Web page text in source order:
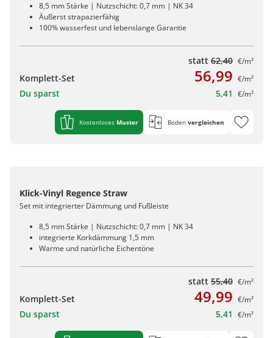
8,5 mm Stärke | Nutzschicht: 0,7 mm | NK 34
Äußerst strapazierfähig
100% wasserfest und lebenslange Garantie
statt 62,40 €/m²
Komplett-Set 56,99 €/m²
Du sparst 5,41 €/m²
Kostenloses Muster Boden vergleichen
Klick-Vinyl Regence Straw
Set mit integrierter Dämmung und Fußleiste
8,5 mm Stärke | Nutzschicht: 0,7 mm | NK 34
integrierte Korkdämmung 1,5 mm
Warme und natürliche Eichentöne
statt 55,40 €/m²
Komplett-Set 49,99 €/m²
Du sparst 5,41 €/m²